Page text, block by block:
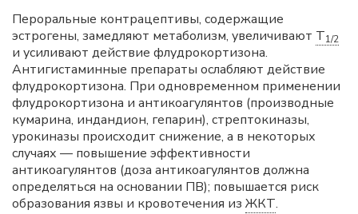
Пероральные контрацептивы, содержащие
эстрогены, замедляют метаболизм, увеличивают T1/2
и усиливают действие флудрокортизона.
Антигистаминные препараты ослабляют действие
флудрокортизона. При одновременном применении
флудрокортизона и антикоагулянтов (производные
кумарина, индандион, гепарин), стрептокиназы,
урокиназы происходит снижение, а в некоторых
случаях — повышение эффективности
антикоагулянтов (доза антикоагулянтов должна
определяться на основании ПВ); повышается риск
образования язвы и кровотечения из ЖКТ.